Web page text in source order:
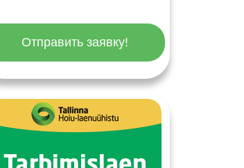
Отправить заявку!